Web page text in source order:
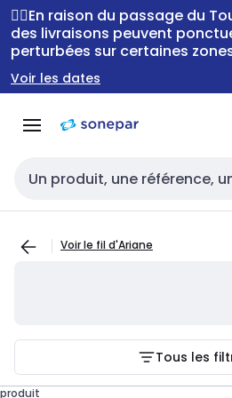
Passer à la
navigation
Passer
au
contenu
🚴‍♂️En raison du passage du
des livraisons peuvent
perturbées sur certaines
Voir les dates
Entrée de recherche
Voir le fil d'Ariane
Tous les
produit